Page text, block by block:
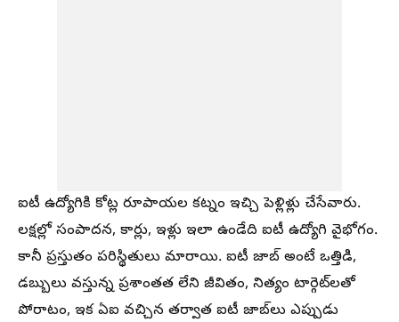
ఐటీ ఉద్యోగికి కోట్ల రూపాయల కట్నం ఇచ్చి పెళ్లిళ్లు చేసేవారు.
లక్షల్లో సంపాదన, కార్లు, ఇళ్లు ఇలా ఉండేది ఐటీ ఉద్యోగి వైభోగం.
కానీ ప్రస్తుతం పరిస్థితులు మారాయి. ఐటీ జాబ్ అంటే ఒత్తిడి,
డబ్బులు వస్తున్న ప్రశాంతత లేని జీవితం, నిత్యం టార్గెట్‌లతో
పోరాటం, ఇక ఏఐ వచ్చిన తర్వాత ఐటీ జాబ్‌లు ఎప్పుడు